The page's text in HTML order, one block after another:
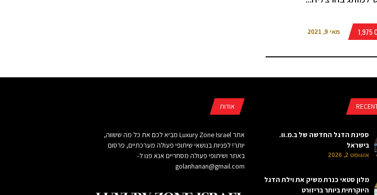
מאי 9, 2021 1,975
אודות
אתר Luxury Zone Israel מביא לכם את כל מה ששווה,
יותר! לפניות בנושאי שיתופי פעולה מערכתיים, פרסום
באתר ושיתופי פעולה מסחריים אנא פנו ל-
golanhanan@gmail.com
ספינת הדגל החדשה של ב.מ.וו.
בישראל
אוגוסט 2, 2026
מלון סטאי כנרת משיק את וילת הדגל
היוקרתית ביותר בריזורט